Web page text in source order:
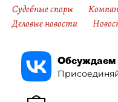
Судебные споры
Деловые новости
Обсуждаем